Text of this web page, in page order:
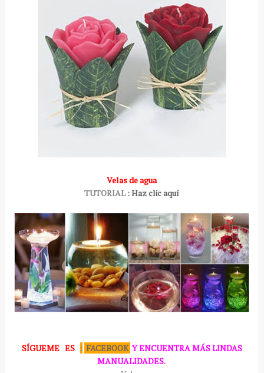
Velas de agua
TUTORIAL: Haz clic aquí
SÍGUEME ES : FACEBOOK Y ENCUENTRA MÁS LINDAS
MANUALIDADES.